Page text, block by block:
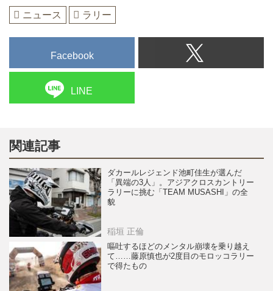
ニュース ラリー
Facebook
LINE
関連記事
ダカールレジェンド池町佳生が選んだ
「異端の3人」。アジアクロスカントリー
ラリーに挑む「TEAM MUSASHI」の全
貌
稲垣 正倫
嘔吐するほどのメンタル崩壊を乗り越え
て……藤原慎也が2度目のモロッコラリー
で得たもの